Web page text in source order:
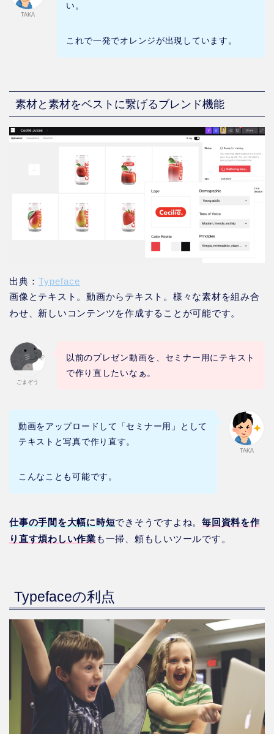
TAKA
い。
これで一発でオレンジが出現しています。
素材と素材をベストに繋げるブレンド機能
出典： Typeface
画像とテキスト。動画からテキスト。様々な素材を組み合
わせ、新しいコンテンツを作成することが可能です。
ごまぞう
以前のプレゼン動画を、セミナー用にテキスト
で作り直したいなぁ。
TAKA
動画をアップロードして「セミナー用」として
テキストと写真で作り直す。
こんなことも可能です。
仕事の手間を大幅に時短できそうですよね。毎回資料を作
り直す煩わしい作業も一掃、頼もしいツールです。
Typefaceの利点